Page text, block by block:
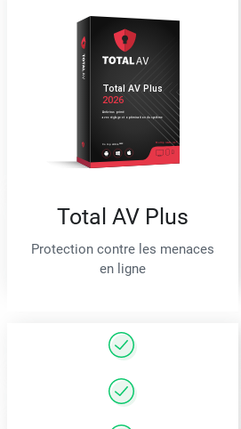
Total AV Plus
Protection contre les menaces
en ligne